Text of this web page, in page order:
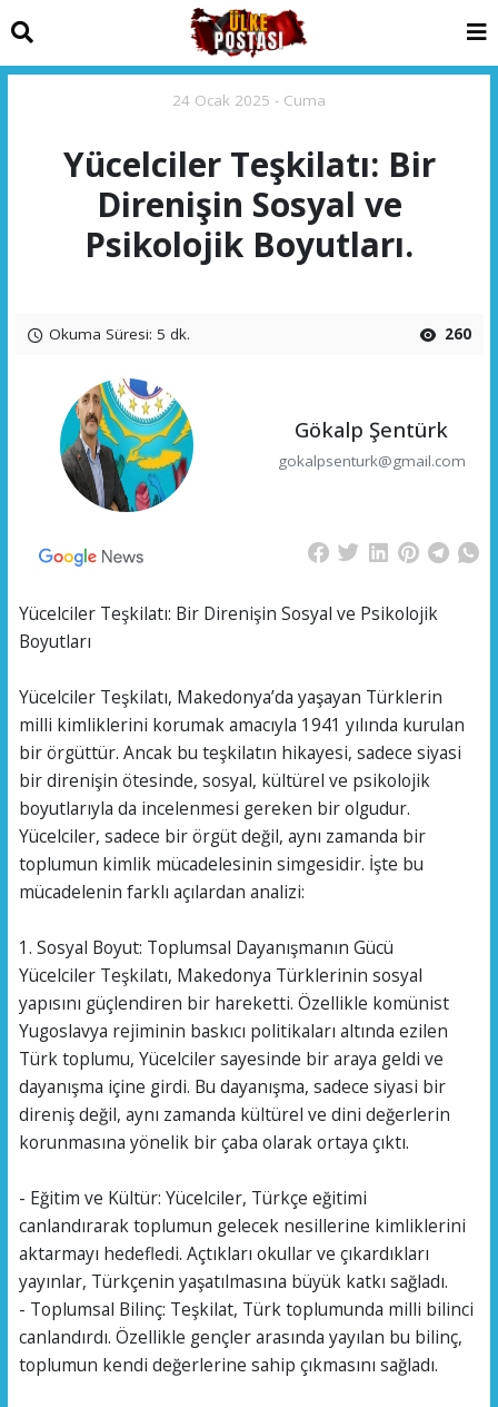
24 Ocak 2025 - Cuma
Yücelciler Teşkilatı: Bir
Direnişin Sosyal ve
Psikolojik Boyutları.
Okuma Süresi: 5 dk. 260
Gökalp Şentürk
gokalpsenturk@gmail.com
Yücelciler Teşkilatı: Bir Direnişin Sosyal ve Psikolojik
Boyutları
Yücelciler Teşkilatı, Makedonya’da yaşayan Türklerin
milli kimliklerini korumak amacıyla 1941 yılında kurulan
bir örgüttür. Ancak bu teşkilatın hikayesi, sadece siyasi
bir direnişin ötesinde, sosyal, kültürel ve psikolojik
boyutlarıyla da incelenmesi gereken bir olgudur.
Yücelciler, sadece bir örgüt değil, aynı zamanda bir
toplumun kimlik mücadelesinin simgesidir. İşte bu
mücadelenin farklı açılardan analizi:
1. Sosyal Boyut: Toplumsal Dayanışmanın Gücü
Yücelciler Teşkilatı, Makedonya Türklerinin sosyal
yapısını güçlendiren bir hareketti. Özellikle komünist
Yugoslavya rejiminin baskıcı politikaları altında ezilen
Türk toplumu, Yücelciler sayesinde bir araya geldi ve
dayanışma içine girdi. Bu dayanışma, sadece siyasi bir
direniş değil, aynı zamanda kültürel ve dini değerlerin
korunmasına yönelik bir çaba olarak ortaya çıktı.
- Eğitim ve Kültür: Yücelciler, Türkçe eğitimi
canlandırarak toplumun gelecek nesillerine kimliklerini
aktarmayı hedefledi. Açtıkları okullar ve çıkardıkları
yayınlar, Türkçenin yaşatılmasına büyük katkı sağladı.
- Toplumsal Bilinç: Teşkilat, Türk toplumunda milli bilinci
canlandırdı. Özellikle gençler arasında yayılan bu bilinç,
toplumun kendi değerlerine sahip çıkmasını sağladı.